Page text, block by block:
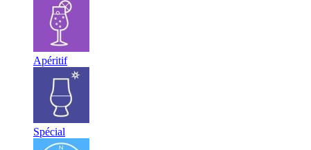
Apéritif
Spécial